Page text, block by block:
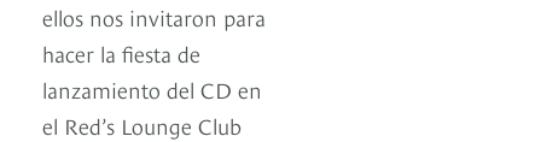
ellos nos invitaron para
hacer la fiesta de
lanzamiento del CD en
el Red’s Lounge Club